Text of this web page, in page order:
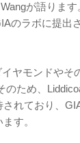
が語りま
のラボに提出
ヤモンドやそ
のため、
れており、
す。